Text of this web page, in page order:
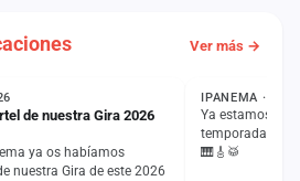
Ver más →
de nuestra Gira 2026
ya os habíamos
nuestra Gira de este 2026
ESTADO
IPANEMA · 24
Ya estamos
temporada.
🎹🎸🥁